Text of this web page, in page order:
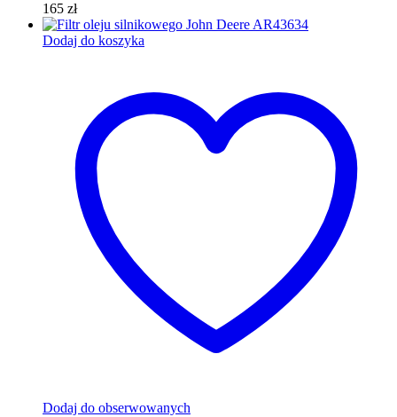
165 zł
Dodaj do koszyka
Dodaj do obserwowanych